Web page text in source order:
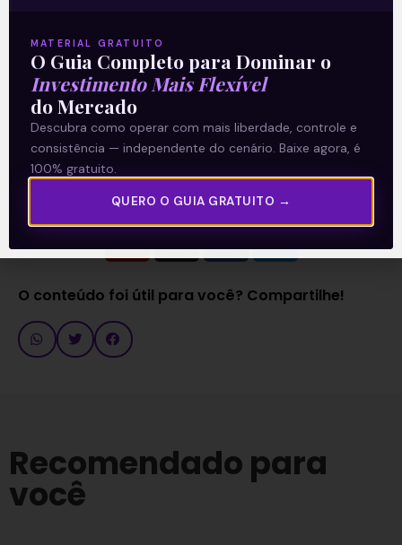
Leia mais sobre a empresa:
no Conselho do Banco do Brasil
(BBAS3).
Acompanhe nossas Redes Sociais!
O conteúdo foi útil para você? Compartilhe!
Recomendado para
você
MATERIAL GRATUITO
O Guia Completo para Dominar o
Investimento Mais Flexível
do Mercado
Descubra como operar com mais liberdade, controle e
consistência — independente do cenário. Baixe agora, é
100% gratuito.
QUERO O GUIA GRATUITO →